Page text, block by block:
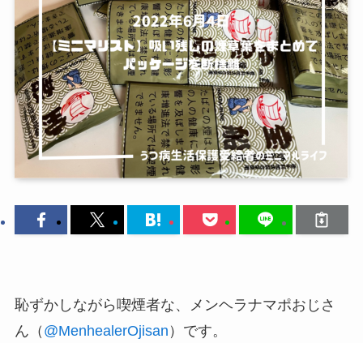
恥ずかしながら喫煙者な、メンヘラナマポおじさ
ん（ @MenhealerOjisan ）です。